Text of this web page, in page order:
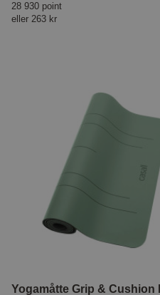
28 930 point
eller 263 kr